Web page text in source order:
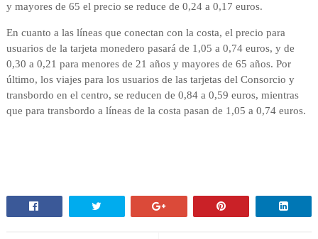
y mayores de 65 el precio se reduce de 0,24 a 0,17 euros.
En cuanto a las líneas que conectan con la costa, el precio para
usuarios de la tarjeta monedero pasará de 1,05 a 0,74 euros, y de
0,30 a 0,21 para menores de 21 años y mayores de 65 años. Por
último, los viajes para los usuarios de las tarjetas del Consorcio y
transbordo en el centro, se reducen de 0,84 a 0,59 euros, mientras
que para transbordo a líneas de la costa pasan de 1,05 a 0,74 euros.